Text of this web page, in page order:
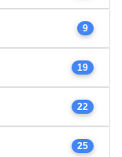
9
19
22
25